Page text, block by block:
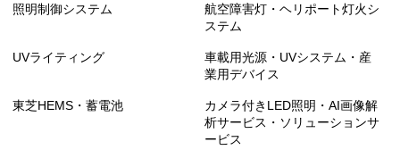
照明制御システム
航空障害灯・ヘリポート灯火シ
ステム
UVライティング
車載用光源・UVシステム・産
業用デバイス
東芝HEMS・蓄電池
カメラ付きLED照明・AI画像解
析サービス・ソリューションサ
ービス